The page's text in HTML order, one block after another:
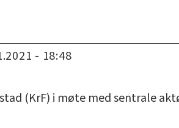
- 18:48
(KrF) i møte med sentrale